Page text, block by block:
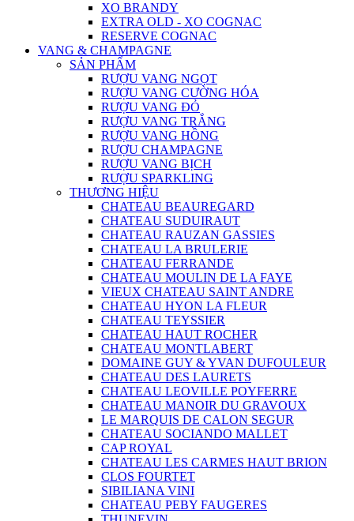
XO BRANDY
EXTRA OLD - XO COGNAC
RESERVE COGNAC
VANG & CHAMPAGNE
SẢN PHẨM
RƯỢU VANG NGỌT
RƯỢU VANG CƯỜNG HÓA
RƯỢU VANG ĐỎ
RƯỢU VANG TRẮNG
RƯỢU VANG HỒNG
RƯỢU CHAMPAGNE
RƯỢU VANG BỊCH
RƯỢU SPARKLING
THƯƠNG HIỆU
CHATEAU BEAUREGARD
CHATEAU SUDUIRAUT
CHATEAU RAUZAN GASSIES
CHATEAU LA BRULERIE
CHATEAU FERRANDE
CHATEAU MOULIN DE LA FAYE
VIEUX CHATEAU SAINT ANDRE
CHATEAU HYON LA FLEUR
CHATEAU TEYSSIER
CHATEAU HAUT ROCHER
CHATEAU MONTLABERT
DOMAINE GUY & YVAN DUFOULEUR
CHATEAU DES LAURETS
CHATEAU LEOVILLE POYFERRE
CHATEAU MANOIR DU GRAVOUX
LE MARQUIS DE CALON SEGUR
CHATEAU SOCIANDO MALLET
CAP ROYAL
CHATEAU LES CARMES HAUT BRION
CLOS FOURTET
SIBILIANA VINI
CHATEAU PEBY FAUGERES